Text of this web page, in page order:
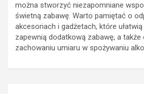
można stworzyć niezapomniane
świetną zabawę. Warto pamiętać o
akcesoriach i gadżetach, które
zapewnią dodatkową zabawę, a
zachowaniu umiaru w spożywaniu